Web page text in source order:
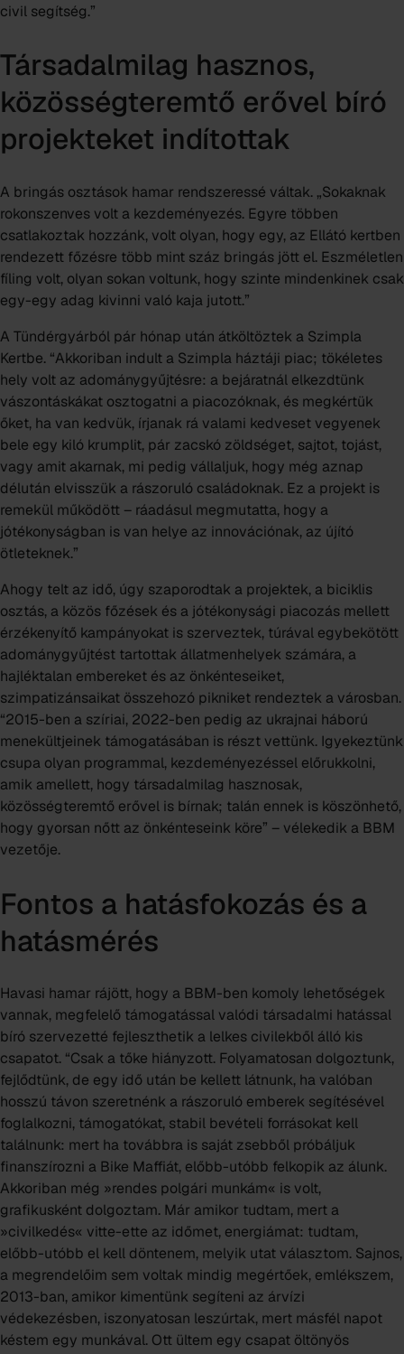
civil segítség.”
Társadalmilag hasznos,
közösségteremtő erővel bíró
projekteket indítottak
A bringás osztások hamar rendszeressé váltak. „Sokaknak
rokonszenves volt a kezdeményezés. Egyre többen
csatlakoztak hozzánk, volt olyan, hogy egy, az Ellátó kertben
rendezett főzésre több mint száz bringás jött el. Eszméletlen
fíling volt, olyan sokan voltunk, hogy szinte mindenkinek csak
egy-egy adag kivinni való kaja jutott.”
A Tündérgyárból pár hónap után átköltöztek a Szimpla
Kertbe. “Akkoriban indult a Szimpla háztáji piac; tökéletes
hely volt az adománygyűjtésre: a bejáratnál elkezdtünk
vászontáskákat osztogatni a piacozóknak, és megkértük
őket, ha van kedvük, írjanak rá valami kedveset vegyenek
bele egy kiló krumplit, pár zacskó zöldséget, sajtot, tojást,
vagy amit akarnak, mi pedig vállaljuk, hogy még aznap
délután elvisszük a rászoruló családoknak. Ez a projekt is
remekül működött – ráadásul megmutatta, hogy a
jótékonyságban is van helye az innovációnak, az újító
ötleteknek.”
Ahogy telt az idő, úgy szaporodtak a projektek, a biciklis
osztás, a közös főzések és a jótékonysági piacozás mellett
érzékenyítő kampányokat is szerveztek, túrával egybekötött
adománygyűjtést tartottak állatmenhelyek számára, a
hajléktalan embereket és az önkénteseiket,
szimpatizánsaikat összehozó pikniket rendeztek a városban.
“2015-ben a szíriai, 2022-ben pedig az ukrajnai háború
menekültjeinek támogatásában is részt vettünk. Igyekeztünk
csupa olyan programmal, kezdeményezéssel előrukkolni,
amik amellett, hogy társadalmilag hasznosak,
közösségteremtő erővel is bírnak; talán ennek is köszönhető,
hogy gyorsan nőtt az önkénteseink köre” – vélekedik a BBM
vezetője.
Fontos a hatásfokozás és a
hatásmérés
Havasi hamar rájött, hogy a BBM-ben komoly lehetőségek
vannak, megfelelő támogatással valódi társadalmi hatással
bíró szervezetté fejleszthetik a lelkes civilekből álló kis
csapatot. “Csak a tőke hiányzott. Folyamatosan dolgoztunk,
fejlődtünk, de egy idő után be kellett látnunk, ha valóban
hosszú távon szeretnénk a rászoruló emberek segítésével
foglalkozni, támogatókat, stabil bevételi forrásokat kell
találnunk: mert ha továbbra is saját zsebből próbáljuk
finanszírozni a Bike Maffiát, előbb-utóbb felkopik az álunk.
Akkoriban még »rendes polgári munkám« is volt,
grafikusként dolgoztam. Már amikor tudtam, mert a
»civilkedés« vitte-ette az időmet, energiámat: tudtam,
előbb-utóbb el kell döntenem, melyik utat választom. Sajnos,
a megrendelőim sem voltak mindig megértőek, emlékszem,
2013-ban, amikor kimentünk segíteni az árvízi
védekezésben, iszonyatosan leszúrtak, mert másfél napot
késtem egy munkával. Ott ültem egy csapat öltönyös